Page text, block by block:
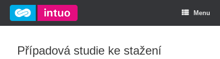
Menu
Případová studie ke stažení